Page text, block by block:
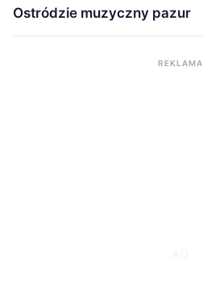
Ostródzie muzyczny pazur
REKLAMA